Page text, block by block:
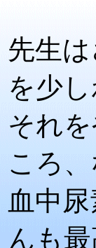
先生
を少
それ
ころ
血中
んも